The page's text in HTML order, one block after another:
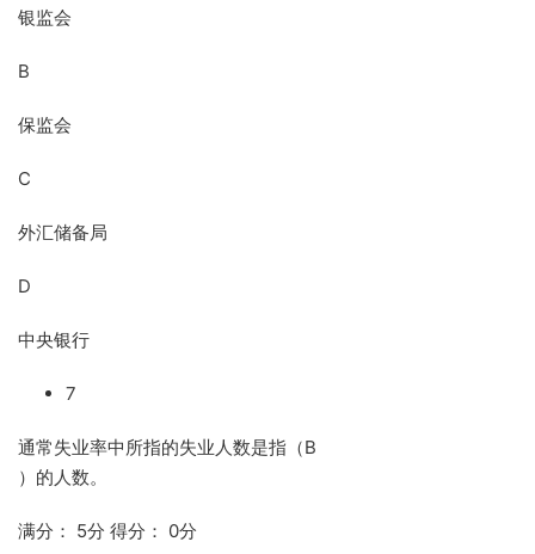
银监会
B
保监会
C
外汇储备局
D
中央银行
7
通常失业率中所指的失业人数是指（B
）的人数。
满分： 5分 得分： 0分